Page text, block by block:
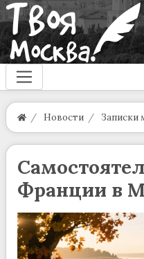
Новости Записки
Франции в